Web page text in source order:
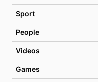
Sport
People
Videos
Games